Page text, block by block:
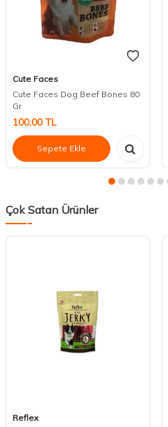
Cute Faces
Cute Faces Dog Beef Bones 80
Gr
100,00TL
Sepete Ekle
Çok Satan Ürünler
Reflex